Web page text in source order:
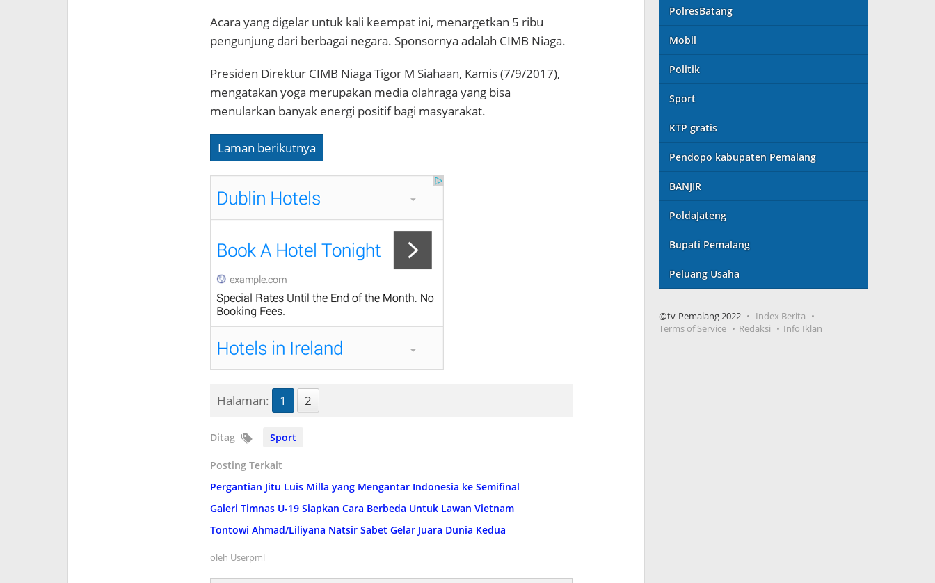
Acara yang digelar untuk kali keempat ini, menargetkan 5 ribu
pengunjung dari berbagai negara. Sponsornya adalah CIMB Niaga.
Presiden Direktur CIMB Niaga Tigor M Siahaan, Kamis (7/9/2017),
mengatakan yoga merupakan media olahraga yang bisa
menularkan banyak energi positif bagi masyarakat.
Laman berikutnya
Halaman: 1 2
Ditag Sport
Posting Terkait
Pergantian Jitu Luis Milla yang Mengantar Indonesia ke Semifinal
Galeri Timnas U-19 Siapkan Cara Berbeda Untuk Lawan Vietnam
Tontowi Ahmad/Liliyana Natsir Sabet Gelar Juara Dunia Kedua
oleh Userpml
PolresBatang
Mobil
Politik
Sport
KTP gratis
Pendopo kabupaten Pemalang
BANJIR
PoldaJateng
Bupati Pemalang
Peluang Usaha
@tv-Pemalang 2022
Index Berita
Terms of Service
Redaksi Info Iklan